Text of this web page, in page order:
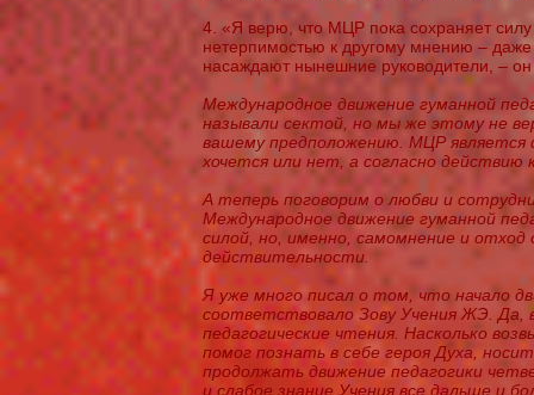
4. «Я верю, что МЦР пока сохраняет
нетерпимостью к другому мнению –
насаждают нынешние руководители, – он
Международное движение гуманной
называли сектой, но мы же этому не
вашему предположению. МЦР
хочется или нет, а согласно действию
А теперь поговорим о любви и
Международное движение гуманной
силой, но, именно, самомнение и отход
действительности.
Я уже много писал о том, что начало
соответствовало Зову Учения ЖЭ. Да,
педагогические чтения. Насколько
помог познать в себе героя Духа,
продолжать движение педагогики
и слабое знание Учения все дальше и